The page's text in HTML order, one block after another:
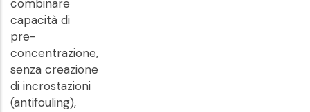
combinare
capacità di
pre-
concentrazione,
senza creazione
di incrostazioni
(antifouling),